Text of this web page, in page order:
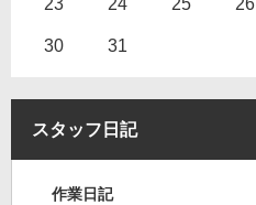
30 31
スタッフ日記
作業日記